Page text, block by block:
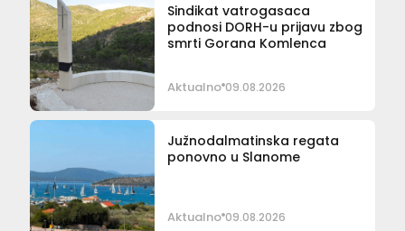
Sindikat vatrogasaca
podnosi DORH-u prijavu zbog
smrti Gorana Komlenca
Aktualno 09.08.2026
Južnodalmatinska regata
ponovno u Slanome
Aktualno 09.08.2026